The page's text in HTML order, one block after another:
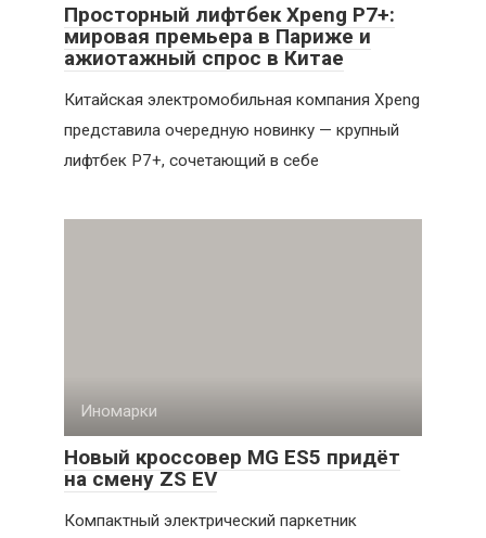
Просторный лифтбек Xpeng P7+:
мировая премьера в Париже и
ажиотажный спрос в Китае
Китайская электромобильная компания Xpeng
представила очередную новинку — крупный
лифтбек P7+, сочетающий в себе
Иномарки
Новый кроссовер MG ES5 придёт
на смену ZS EV
Компактный электрический паркетник